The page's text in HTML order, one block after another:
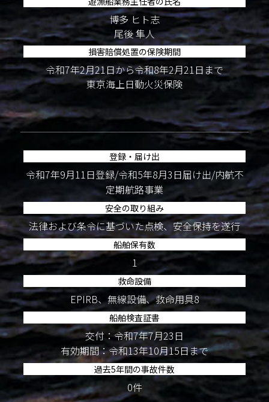
博多 ヒト志
尾後 隼人
損害賠償処置の保険期間
令和7年2月21日から令和8年2月21日まで
東京海上日動火災保険
登録・届け出
令和7年9月11日登録/令和5年8月3日届け出/内航不
定期航路事業
安全の取り組み
法律および条令に基づいた点検、安全保持を遂行
船舶保有数
1
救命設備
EPIRB、無線設備、救命用具8
船舶検査証書
交付：令和7年7月23日
有効期間：令和13年10月15日まで
過去5年間の事故件数
0件